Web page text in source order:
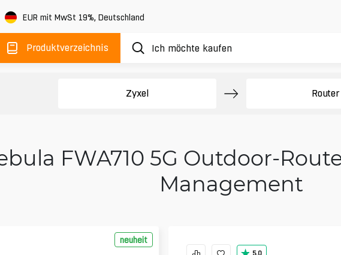
EUR mit MwSt 19%, Deutschland
Produktverzeichnis
Zyxel Router
FWA710 5G Outdoor-
Management
neuheit